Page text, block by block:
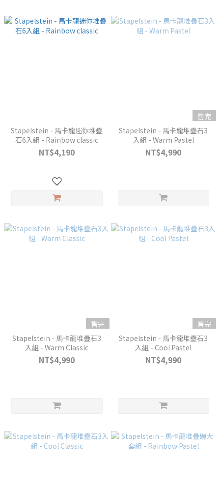
Stapelstein - 馬卡龍迷你堆疊
石6入組 - Rainbow classic
NT$4,190
售完
Stapelstein - 馬卡龍堆疊石3
入組 - Warm Pastel
NT$4,990
售完
Stapelstein - 馬卡龍堆疊石3
入組 - Warm Classic
NT$4,990
售完
Stapelstein - 馬卡龍堆疊石3
入組 - Cool Pastel
NT$4,990